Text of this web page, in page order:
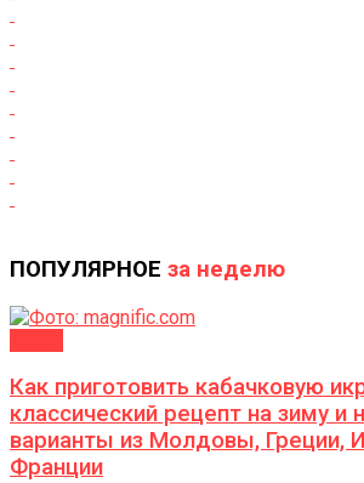
ПОПУЛЯРНОЕ за неделю
Как приготовить кабачковую
классический рецепт на зиму и
варианты из Молдовы, Греции,
Франции